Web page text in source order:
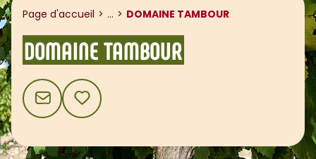
Page d'accueil ... Afficher le fil d'ariane
DOMAINE TAMBOUR
DOMAINE TAMBOUR
CONTACTAJOUTER AUX FAVORIS